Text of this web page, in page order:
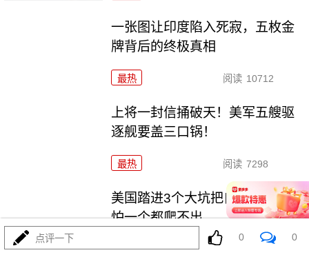
一张图让印度陷入死寂，五枚金
牌背后的终极真相
最热 阅读 10712
上将一封信捅破天！美军五艘驱
逐舰要盖三口锅！
最热 阅读 7298
美国踏进3个大坑把自己埋了！恐
怕一个都爬不出
最热
点评一下 0 0